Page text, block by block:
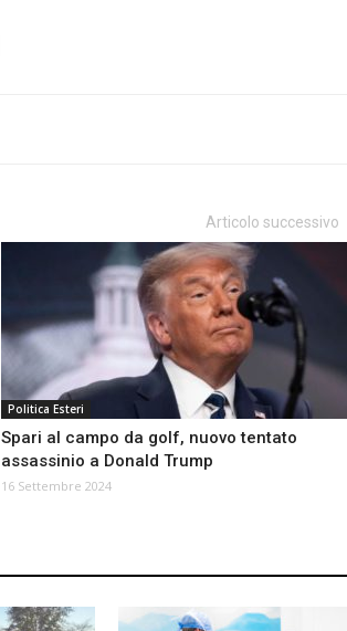
Articolo successivo
Politica Esteri
Spari al campo da golf, nuovo tentato
assassinio a Donald Trump
16 Settembre 2024